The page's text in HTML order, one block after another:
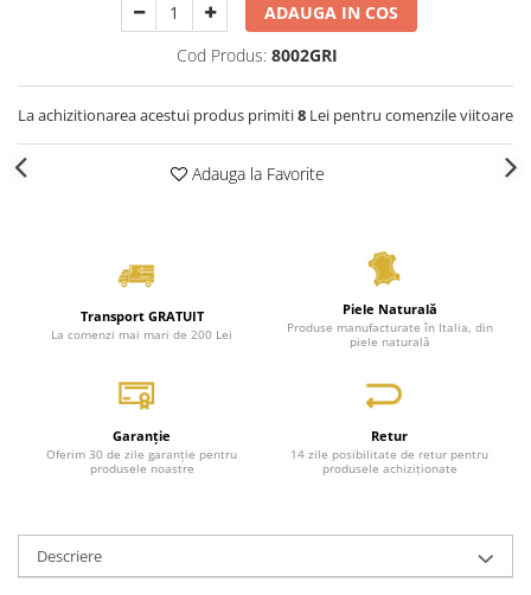
ADAUGA IN COS
Cod Produs: 8002GRI
La achizitionarea acestui produs primiti8 Lei pentru comenzile viitoare
Adauga la Favorite
Transport GRATUIT
La comenzi mai mari de 200 Lei
Piele Naturală
Produse manufacturate în Italia, din
piele naturală
Garanție
Oferim 30 de zile garanție pentru
produsele noastre
Retur
14 zile posibilitate de retur pentru
produsele achiziționate
Descriere